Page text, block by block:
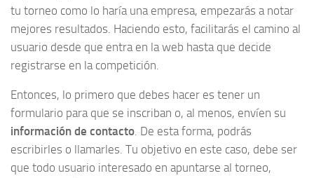
tu torneo como lo haría una empresa, empezarás a notar
mejores resultados. Haciendo esto, facilitarás el camino al
usuario desde que entra en la web hasta que decide
registrarse en la competición.
Entonces, lo primero que debes hacer es tener un
formulario para que se inscriban o, al menos, envíen su
información de contacto. De esta forma, podrás
escribirles o llamarles. Tu objetivo en este caso, debe ser
que todo usuario interesado en apuntarse al torneo,